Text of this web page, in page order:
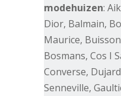
modehuizen:
Dior, Balmain,
Maurice,
Bosmans, Cos I
Converse,
Senneville,